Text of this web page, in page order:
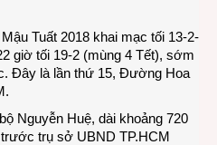
Hoa
Huệ
Tuất 2018 khai mạc tối 13-2-
giờ tối 19-2 (mùng 4 Tết), sớm
Đây là lần thứ 15, Đường Hoa
Nguyễn Huệ, dài khoảng 720
trụ sở UBND TP.HCM